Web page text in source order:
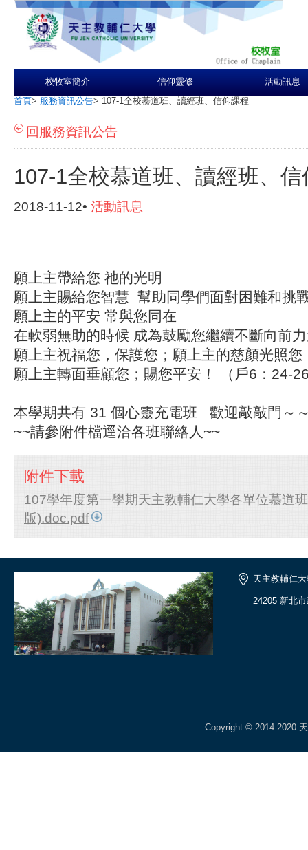
校牧室簡介 信仰靈修 活動訊息
首頁> 服務資訊公告> 107-1全校慕道班、讀經班、信仰課程
回服務資訊公告
107-1全校慕道班、讀經班、信
2018-11-12• 活動訊息
願上主帶給您 祂的光明
願上主賜給您智慧 幫助同學們面對困難和挑
願上主的平安 常與您同在
在軟弱無助的時候 成為鼓勵您繼續不斷向前
願上主祝福您，保護您；願上主的慈顏光照您
願上主轉面垂顧您；賜您平安！ （戶6：24-
本學期共有 31 個心靈充電班 歡迎敲敲門～
~~請參附件檔逕洽各班聯絡人~~
附件下載
107學年度第一學期天主教輔仁大學各單位慕道
版).doc.pdf
天主教輔仁
24205 新北
Copyright © 2014-2020